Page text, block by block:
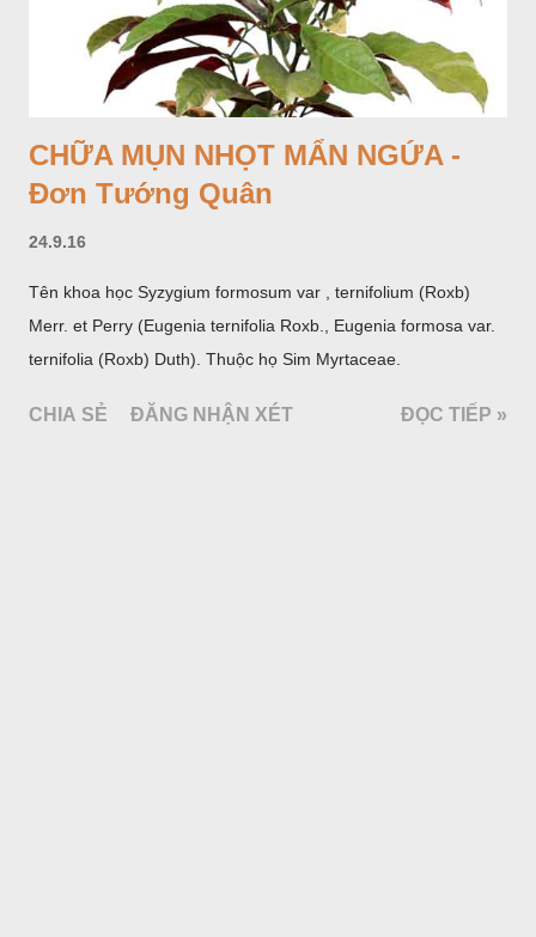
CHỮA MỤN NHỌT MẨN NGỨA -
Đơn Tướng Quân
24.9.16
Tên khoa học Syzygium formosum var , ternifolium (Roxb)
Merr. et Perry (Eugenia ternifolia Roxb., Eugenia formosa var.
ternifolia (Roxb) Duth). Thuộc họ Sim Myrtaceae.
CHIA SẺ ĐĂNG NHẬN XÉT ĐỌC TIẾP »